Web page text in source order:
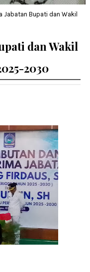
Jabatan Bupati dan Wakil
dan Wakil
2030